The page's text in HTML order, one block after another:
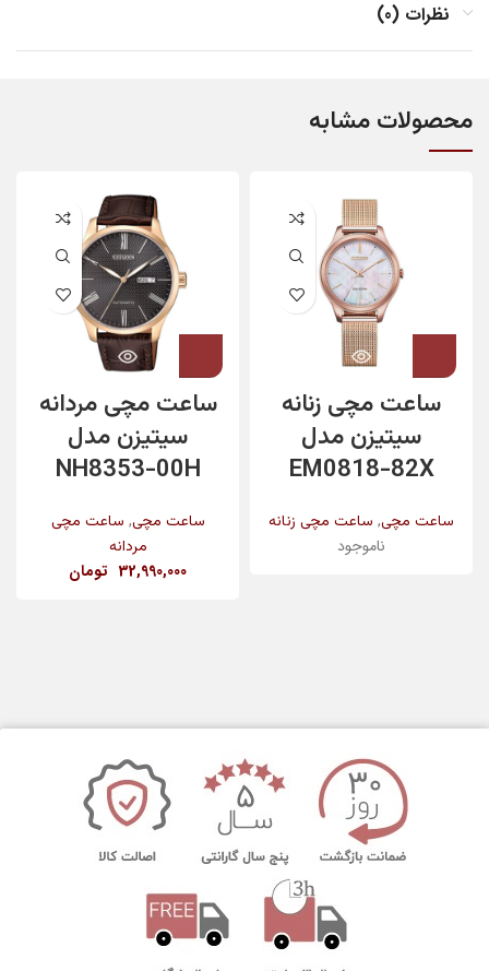
نظرات (0)
محصولات مشابه
ساعت مچی زنانه
سیتیزن مدل
EM0818-82X
ساعت مچی, ساعت مچی زنانه
ناموجود
ساعت مچی مردانه
سیتیزن مدل
NH8353-00H
ساعت مچی, ساعت مچی
مردانه
32,990,000 تومان